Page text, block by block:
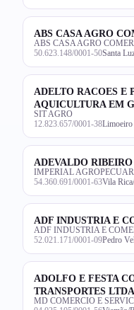
ABS CASA AGRO
ABS CASA AGRO
50.623.148/0001-50Santa
ADELTO RACOES E
AQUICULTURA EM
SIT AGRO
12.823.657/0001-38Limoeiro
ADEVALDO
IMPERIAL
54.360.691/0001-63Vila
ADF INDUSTRIA E
ADF INDUSTRIA E
52.021.171/0001-09Pedro
ADOLFO E FESTA
TRANSPORTES
MD COMERCIO E